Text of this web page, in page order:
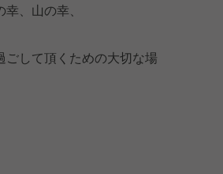
、山の幸、
して頂くための大切な場